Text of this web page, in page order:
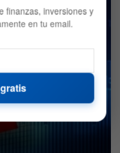
momento de
finanzas, inversiones y
en tu email.